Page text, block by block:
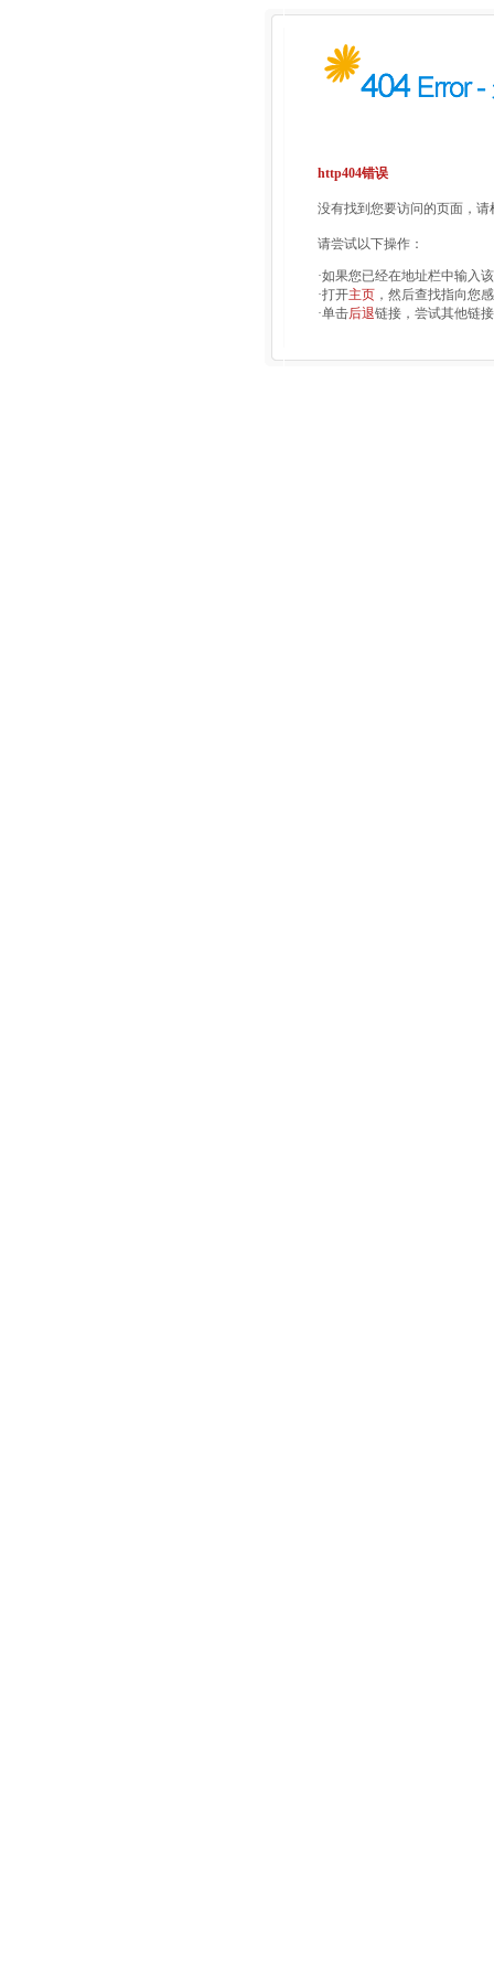
http404错误
没有找到您要访问的页面，
请尝试以下操作：
·如果您已经在地址栏中输入
·打开主页 ，然后查找指向您
·单击后退链接，尝试其他链